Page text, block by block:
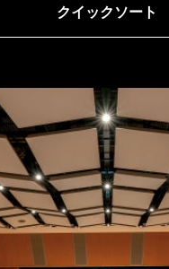
クイックソート